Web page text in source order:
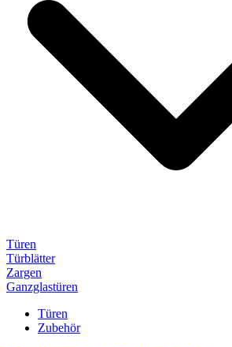
Türen
Türblätter
Zargen
Ganzglastüren
Türen
Zubehör